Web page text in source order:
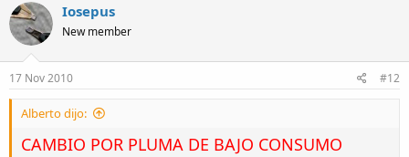
Iosepus
New member
17 Nov 2010 #12
Alberto dijo:
CAMBIO POR PLUMA DE BAJO CONSUMO